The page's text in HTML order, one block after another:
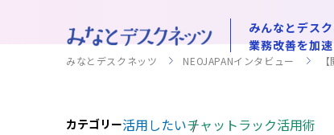
みんなとデス
業務改善を加
みなとデスクネッツ NEOJAPANインタビュー
カテゴリー活用したいチャットラック活用術